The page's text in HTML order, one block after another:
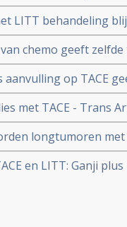
LITT behandeling
chemo geeft
Arteriële toediening,
kwaliteit van leven.
op TACE
remissie zonder
studie.
met TACE - Trans
longtumoren
voor tumor
en LITT: Ganji